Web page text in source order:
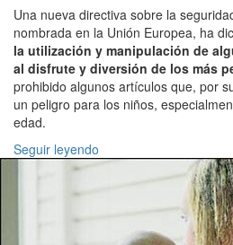
Una nueva directiva sobre la
nombrada en la Unión Europea, ha
la utilización y manipulación de
al disfrute y diversión de los más
prohibido algunos artículos que, por
un peligro para los niños,
edad.
Seguir leyendo